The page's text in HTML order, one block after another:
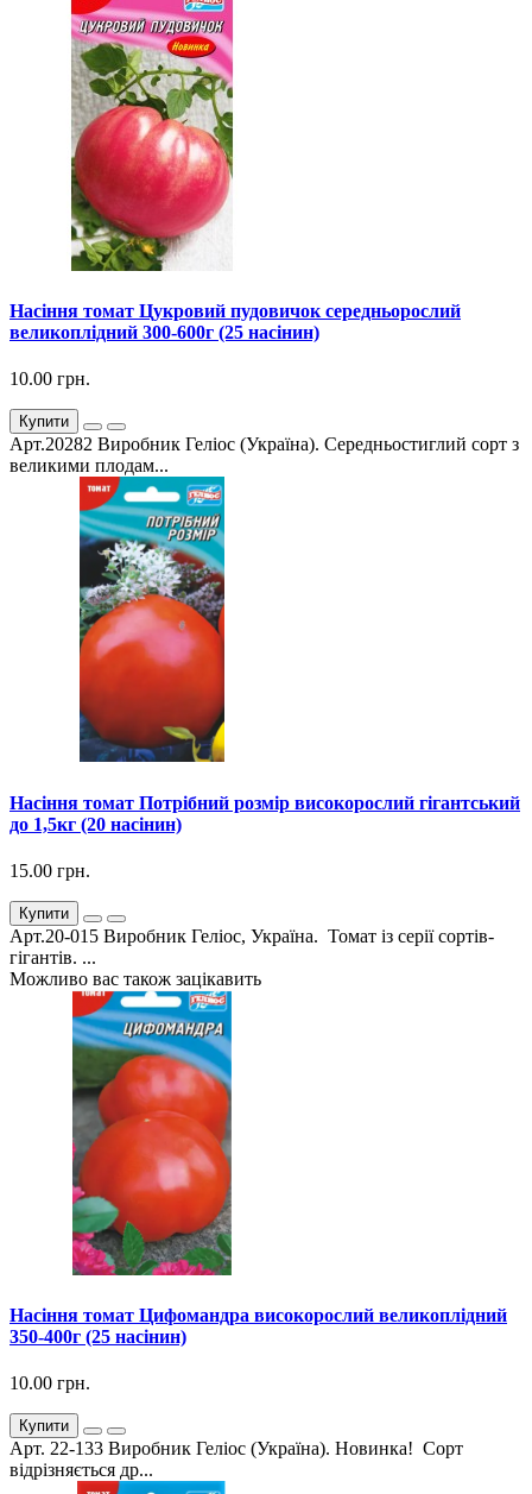
Насіння томат Цукровий пудовичок середньорослий
великоплідний 300-600г (25 насінин)
10.00 грн.
Купити
Арт.20282 Виробник Геліос (Україна). Середньостиглий сорт з
великими плодам...
Насіння томат Потрібний розмір високорослий гігантський
до 1,5кг (20 насінин)
15.00 грн.
Купити
Арт.20-015 Виробник Геліос, Україна. Томат із серії сортів-
гігантів. ...
Можливо вас також зацікавить
Насіння томат Цифомандра високорослий великоплідний
350-400г (25 насінин)
10.00 грн.
Купити
Арт. 22-133 Виробник Геліос (Україна). Новинка! Сорт
відрізняється др...